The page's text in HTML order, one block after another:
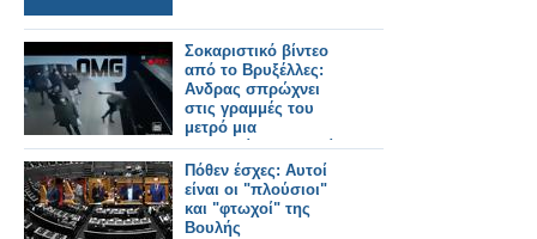
Σοκαριστικό βίντεο
από το Βρυξέλλες:
Ανδρας σπρώχνει
στις γραμμές του
μετρό μια
ανυποψίαστη γυναίκα
[βίντεο]
Πόθεν έσχες: Αυτοί
είναι οι "πλούσιοι"
και "φτωχοί" της
Βουλής